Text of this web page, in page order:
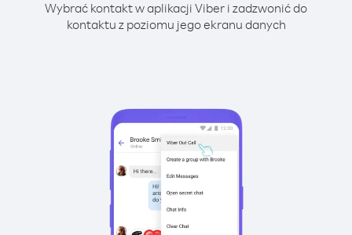
Wybrać kontakt w aplikacji Viber i zadzwonić do
kontaktu z poziomu jego ekranu danych